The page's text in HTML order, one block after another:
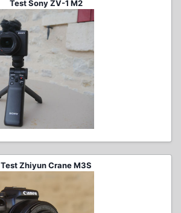
Test Sony ZV-1 M2
Test Zhiyun Crane M3S